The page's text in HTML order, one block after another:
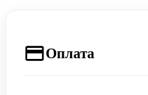
Оплата